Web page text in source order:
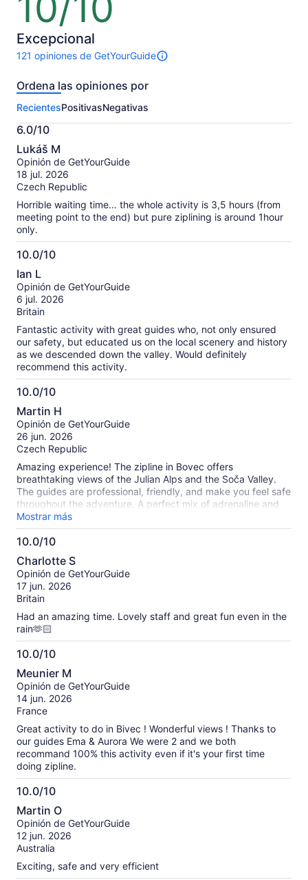
10
Excepcional
121 opiniones de GetYourGuide
Hay
opiniones
esta
actividad.
Más
información
sobre
nuestras
opiniones
Ordena las opiniones por
RecientesPositivasNegativas
6.0/10
6.0
de
10
Lukáš M
Opinión de GetYourGuide
18 jul. 2026
Czech Republic
Horrible waiting time… the whole activity is 3,5 hours (from
meeting point to the end) but pure ziplining is around 1hour
only.
10.0/10
10.0
de
10
Ian L
Opinión de GetYourGuide
6 jul. 2026
Britain
Fantastic activity with great guides who, not only ensured
our safety, but educated us on the local scenery and history
as we descended down the valley. Would definitely
recommend this activity.
10.0/10
10.0
de
10
Martin H
Opinión de GetYourGuide
26 jun. 2026
Czech Republic
Amazing experience! The zipline in Bovec offers
breathtaking views of the Julian Alps and the Soča Valley.
The guides are professional, friendly, and make you feel safe
throughout the adventure. A perfect mix of adrenaline and
stunning scenery. Highly recommended!
Mostrar más
10.0/10
10.0
de
10
Charlotte S
Opinión de GetYourGuide
17 jun. 2026
Britain
Had an amazing time. Lovely staff and great fun even in the
rain🫶🏻
10.0/10
10.0
de
10
Meunier M
Opinión de GetYourGuide
14 jun. 2026
France
Great activity to do in Bivec ! Wonderful views ! Thanks to
our guides Ema & Aurora We were 2 and we both
recommand 100% this activity even if it's your first time
doing zipline.
10.0/10
10.0
de
10
Martin O
Opinión de GetYourGuide
12 jun. 2026
Australia
Exciting, safe and very efficient